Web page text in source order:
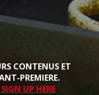
CONTENUS ET
PREMIERE.
UP HERE